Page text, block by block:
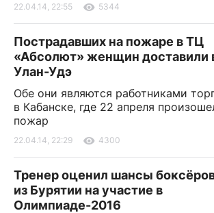
22.04.14, 22:55 5344
Пострадавших на пожаре в ТЦ
«Абсолют» женщин доставили
Улан-Удэ
Обе они являются работниками
в Кабанске, где 22 апреля
пожар
22.04.14, 22:29 4300
Тренер оценил шансы
из Бурятии на участие в
Олимпиаде-2016